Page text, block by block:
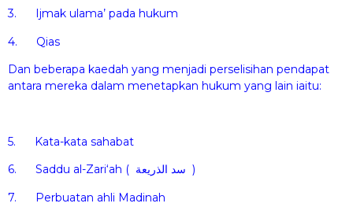
3. Ijmak ulama’ pada hukum
4. Qias
Dan beberapa kaedah yang menjadi perselisihan pendapat
antara mereka dalam menetapkan hukum yang lain iaitu:
5. Kata-kata sahabat
6. Saddu al-Zari‘ah ( سد الذريعة )
7. Perbuatan ahli Madinah